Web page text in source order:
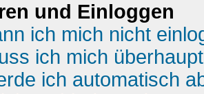
und Einloggen
ich mich nicht
ich mich
ich automatisch